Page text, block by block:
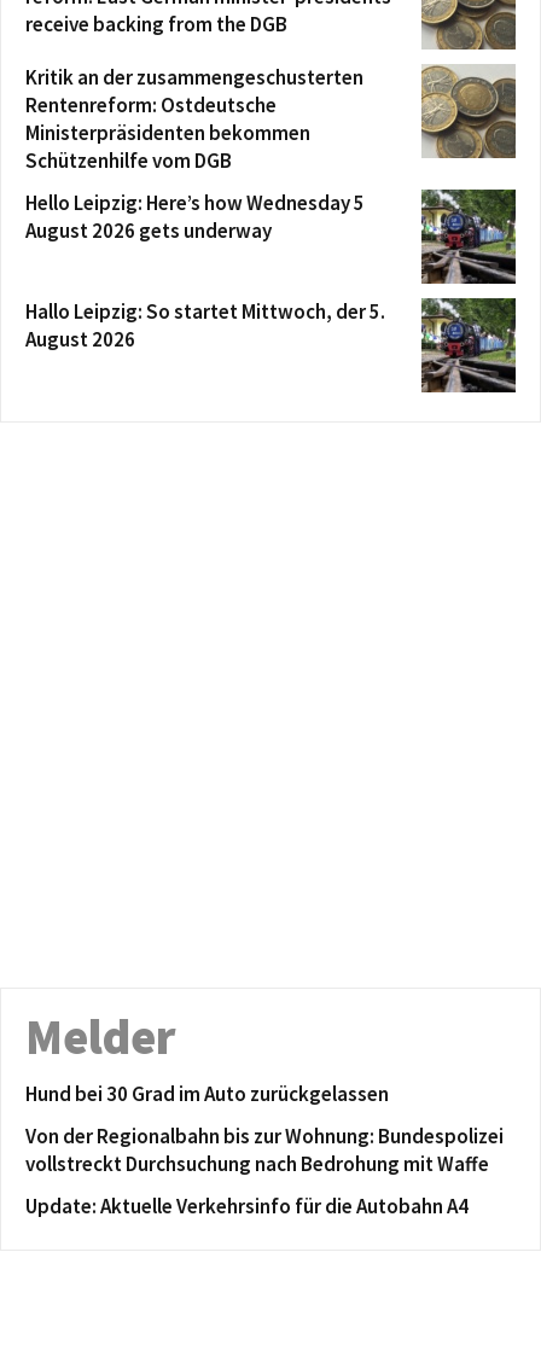
receive backing from the DGB
Kritik an der zusammengeschusterten
Rentenreform: Ostdeutsche
Ministerpräsidenten bekommen
Schützenhilfe vom DGB
Hello Leipzig: Here’s how Wednesday 5
August 2026 gets underway
Hallo Leipzig: So startet Mittwoch, der 5.
August 2026
Melder
Hund bei 30 Grad im Auto zurückgelassen
Von der Regionalbahn bis zur Wohnung: Bundespolizei
vollstreckt Durchsuchung nach Bedrohung mit Waffe
Update: Aktuelle Verkehrsinfo für die Autobahn A4